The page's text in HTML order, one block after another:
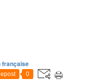
française
0